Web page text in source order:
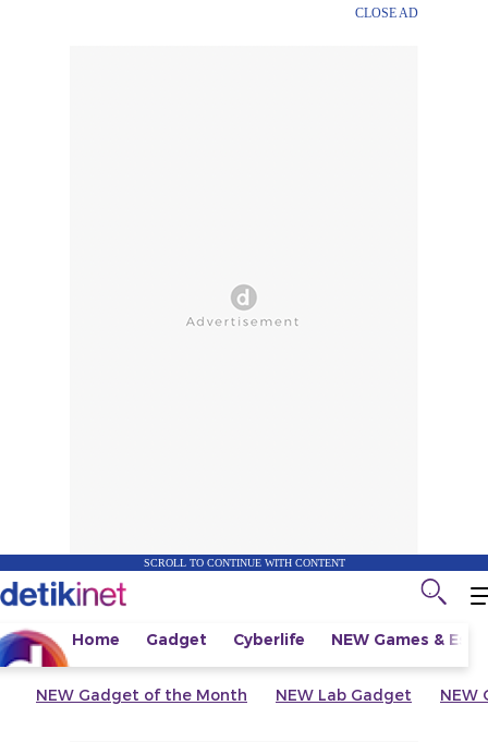
CLOSE AD
SCROLL TO CONTINUE WITH CONTENT
Home Gadget Cyberlife NEW Games &
NEW Gadget of the Month NEW Lab Gadget NEW